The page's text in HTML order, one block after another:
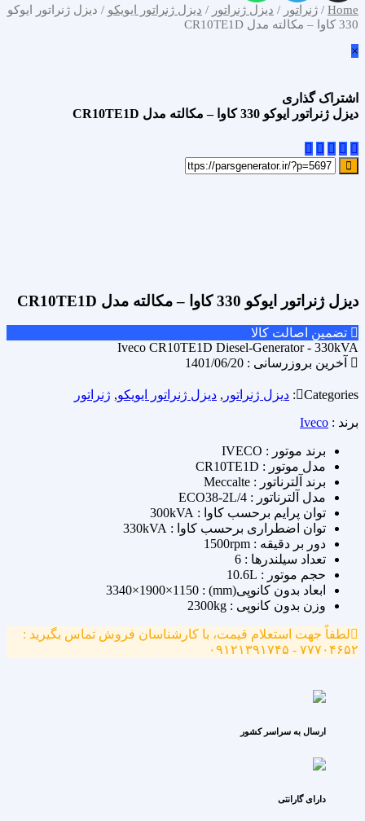
Home
/ ژنراتور / دیزل ژنراتور / دیزل ژنراتور ایویکو / دیزل ژنراتور ایوکو
330 کاوا – مکالته مدل CR10TE1D
×
اشتراک گذاری
دیزل ژنراتور ایوکو 330 کاوا – مکالته مدل CR10TE1D
دیزل ژنراتور ایوکو 330 کاوا – مکالته مدل CR10TE1D
تضمین اصالت کالا
Iveco CR10TE1D Diesel-Generator - 330kVA
آخرین بروزرسانی : 1401/06/20
Categories: دیزل ژنراتور , دیزل ژنراتور ایویکو, ژنراتور
برند : Iveco
برند موتور : IVECO
مدل موتور : CR10TE1D
برند آلترناتور : Meccalte
مدل آلترناتور : ECO38-2L/4
توان پرایم برحسب کاوا : 300kVA
توان اضطراری برحسب کاوا : 330kVA
دور بر دقیقه : 1500rpm
تعداد سیلندرها : 6
حجم موتور : 10.6L
ابعاد بدون کانوپی(mm) : 3340×1900×1150
وزن بدون کانوپی : 2300kg
لطفاً جهت استعلام قیمت، با کارشناسان فروش تماس بگیرید :
۷۷۷۰۴۶۵۲ - ۰۹۱۲۱۳۹۱۷۴۵
ارسال به سراسر کشور
دارای گارانتی